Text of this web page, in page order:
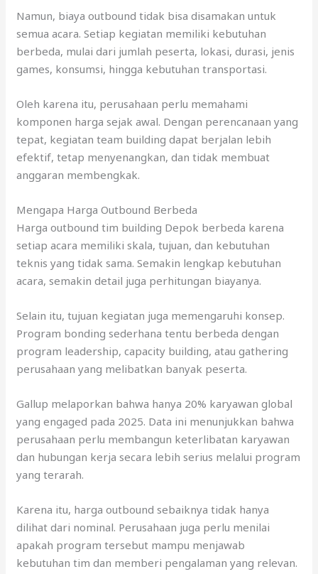
Namun, biaya outbound tidak bisa disamakan untuk
semua acara. Setiap kegiatan memiliki kebutuhan
berbeda, mulai dari jumlah peserta, lokasi, durasi, jenis
games, konsumsi, hingga kebutuhan transportasi.
Oleh karena itu, perusahaan perlu memahami
komponen harga sejak awal. Dengan perencanaan yang
tepat, kegiatan team building dapat berjalan lebih
efektif, tetap menyenangkan, dan tidak membuat
anggaran membengkak.
Mengapa Harga Outbound Berbeda
Harga outbound tim building Depok berbeda karena
setiap acara memiliki skala, tujuan, dan kebutuhan
teknis yang tidak sama. Semakin lengkap kebutuhan
acara, semakin detail juga perhitungan biayanya.
Selain itu, tujuan kegiatan juga memengaruhi konsep.
Program bonding sederhana tentu berbeda dengan
program leadership, capacity building, atau gathering
perusahaan yang melibatkan banyak peserta.
Gallup melaporkan bahwa hanya 20% karyawan global
yang engaged pada 2025. Data ini menunjukkan bahwa
perusahaan perlu membangun keterlibatan karyawan
dan hubungan kerja secara lebih serius melalui program
yang terarah.
Karena itu, harga outbound sebaiknya tidak hanya
dilihat dari nominal. Perusahaan juga perlu menilai
apakah program tersebut mampu menjawab
kebutuhan tim dan memberi pengalaman yang relevan.